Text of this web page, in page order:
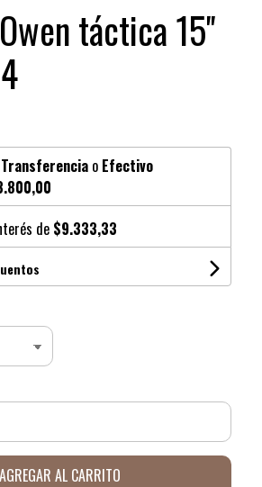
táctica 15''
Transferenciao Efectivo
de $9.333,33
AGREGAR AL CARRITO